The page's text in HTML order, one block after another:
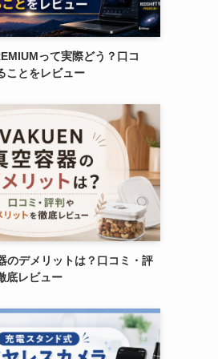
って実際どう？口コ
ことをレビュー
のデメリットは？口コミ・評
底レビュー